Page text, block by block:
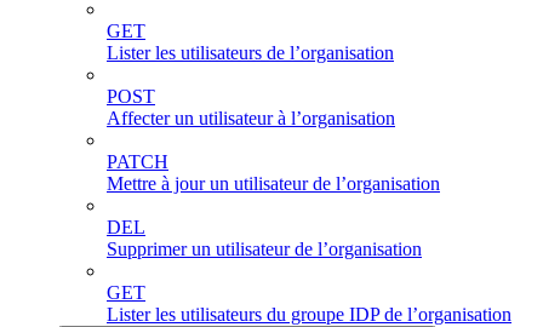
GET
Lister les utilisateurs de l’organisation
POST
Affecter un utilisateur à l’organisation
PATCH
Mettre à jour un utilisateur de l’organisation
DEL
Supprimer un utilisateur de l’organisation
GET
Lister les utilisateurs du groupe IDP de l’organisation